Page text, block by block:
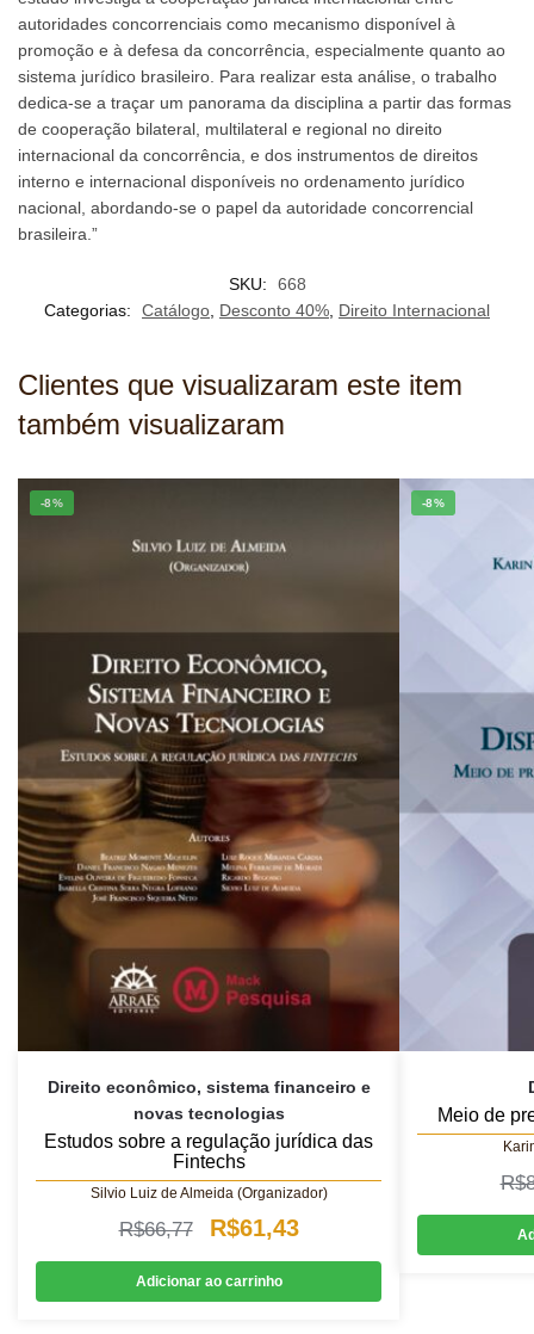
autoridades concorrenciais como mecanismo disponível à
promoção e à defesa da concorrência, especialmente quanto ao
sistema jurídico brasileiro. Para realizar esta análise, o trabalho
dedica-se a traçar um panorama da disciplina a partir das formas
de cooperação bilateral, multilateral e regional no direito
internacional da concorrência, e dos instrumentos de direitos
interno e internacional disponíveis no ordenamento jurídico
nacional, abordando-se o papel da autoridade concorrencial
brasileira.”
SKU:
668
Categorias:
Catálogo, Desconto 40%, Direito Internacional
Clientes que visualizaram este item
também visualizaram
-8%
Direito econômico, sistema financeiro e
novas tecnologias
Estudos sobre a regulação jurídica das
Fintechs
Silvio Luiz de Almeida (Organizador)
R$66,77
O
preço
original
R$61,43O
preço
atual
Adicionar ao carrinho
-8%
Meio de
R$